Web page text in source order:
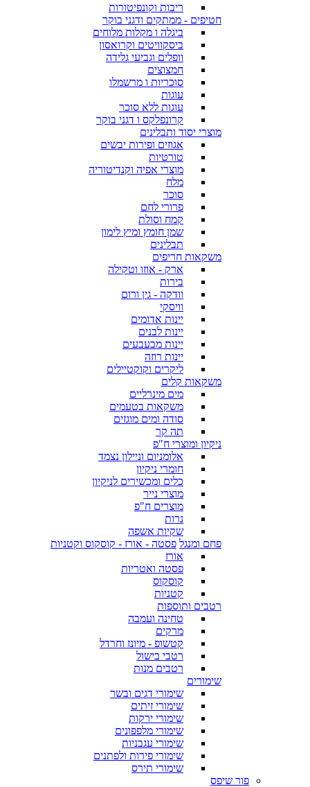
ריבות וקונפיטורות
חטיפים - ממתקים ודגני בוקר
ביגלה ו מקלות מלוחים
ביסקוויטים וקרואסון
וופלים וגביעי גלידה
חמצוצים
סוכריות ו מרשמלו
עוגות
עוגות ללא סוכר
קרונפלקס ו דגני בוקר
מוצרי יסוד ותבלינים
אגוזים ופירות יבשים
טורטיות
מוצרי אפיה וקנדיטוריה
מלח
סוכר
פרורי לחם
קמח וסולת
שמן חומץ ומיץ לימון
תבלינים
משקאות חריפים
ארק - אוזו וטקילה
בירות
וודקה - גין ורום
וויסקי
יינות אדומים
יינות לבנים
יינות מבעבעים
יינות רוזה
ליקרים וקוקטיילים
משקאות קלים
מים מינרליים
משקאות בטעמים
סודה ומים מוגזים
תה קר
ניקיון ומוצרי ח"פ
אלומניום וניילון נצמד
חומרי ניקיון
כלים ומכשירים לניקיון
מוצרי נייר
מוצרים ח"פ
נרות
שקיות אשפה
פחם ומנגל פסטה - אורז - קוסקוס וקטניות
אורז
פסטה ואטריות
קוסקוס
קטניות
רטבים ותוספות
טחינה ועמבה
מרקים
קטשופ - מיונז וחרדל
רטבי בישול
רטבים מנות
שימורים
שימורי דגים ובשר
שימורי זיתים
שימורי ירקות
שימורי מלפפונים
שימורי עגבניות
שימורי פירות ולפתנים
שימורי תירס
פור שיפס